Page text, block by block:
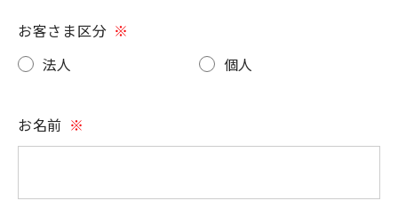
お客さま区分 ※
法人
個人
お名前 ※